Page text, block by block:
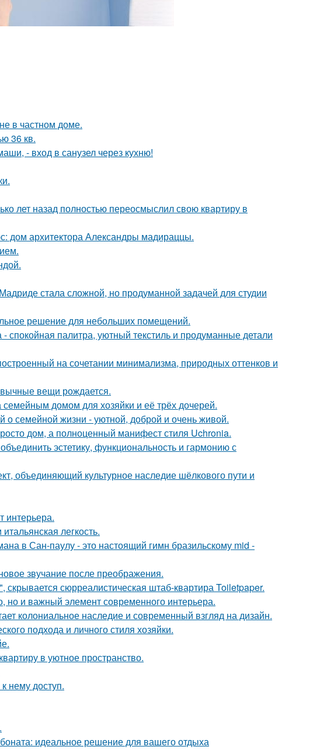
в частном доме.
36 кв.
- вход в санузел через кухню!
лет назад полностью переосмыслил свою квартиру в
дом архитектора Александры мадираццы.
стала сложной, но продуманной задачей для студии
решение для небольших помещений.
палитра, уютный текстиль и продуманные детали
на сочетании минимализма, природных оттенков и
вещи рождается.
домом для хозяйки и её трёх дочерей.
о семейной жизни - уютной, доброй и очень живой.
дом, а полноценный манифест стиля Uchronia.
эстетику, функциональность и гармонию с
объединяющий культурное наследие шёлкового пути и
интерьера.
легкость.
в Сан-паулу - это настоящий гимн бразильскому mid -
звучание после преображения.
сюрреалистическая штаб-квартира Toiletpaper.
но и важный элемент современного интерьера.
колониальное наследие и современный взгляд на дизайн.
подхода и личного стиля хозяйки.
в уютное пространство.
нему доступ.
идеальное решение для вашего отдыха